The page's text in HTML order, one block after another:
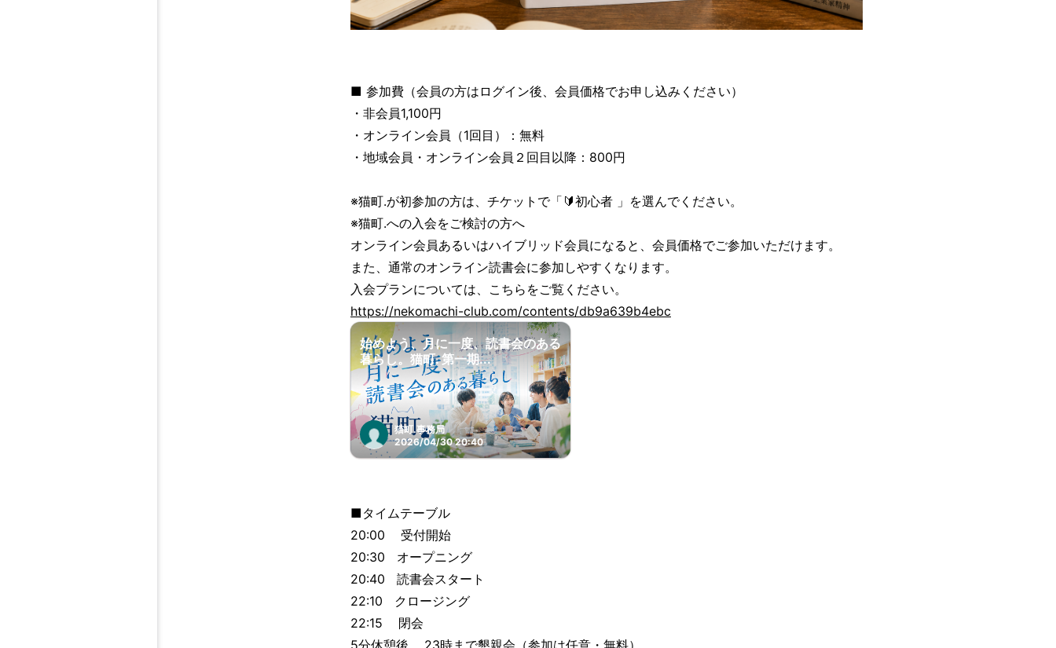
■ 参加費（会員の方はログイン後、会員価格でお申し込みください）
・非会員1,100円
・オンライン会員（1回目）：無料
・地域会員・オンライン会員２回目以降：800円
※猫町.が初参加の方は、チケットで「🔰初心者 」を選んでください。
※猫町.への入会をご検討の方へ
オンライン会員あるいはハイブリッド会員になると、会員価格でご参加いただけます。
また、通常のオンライン読書会に参加しやすくなります。
入会プランについては、こちらをご覧ください。
https://nekomachi-club.com/contents/db9a639b4ebc
始めよう、月に一度、読書会のある
暮らし。猫町. 第一期...
猫町.事務局
2026/04/30 20:40
■タイムテーブル
20:00 受付開始
20:30 オープニング
20:40 読書会スタート
22:10 クロージング
22:15 閉会
5分休憩後 23時まで懇親会（参加は任意・無料）